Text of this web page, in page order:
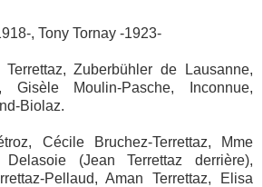
, Tony Tornay -1923-
Terrettaz, Zuberbühler de Lausanne,
Gisèle Moulin-Pasche, Inconnue,
Biolaz.
Cécile Bruchez-Terrettaz, Mme
(Jean Terrettaz derrière),
Pellaud, Aman Terrettaz, Elisa